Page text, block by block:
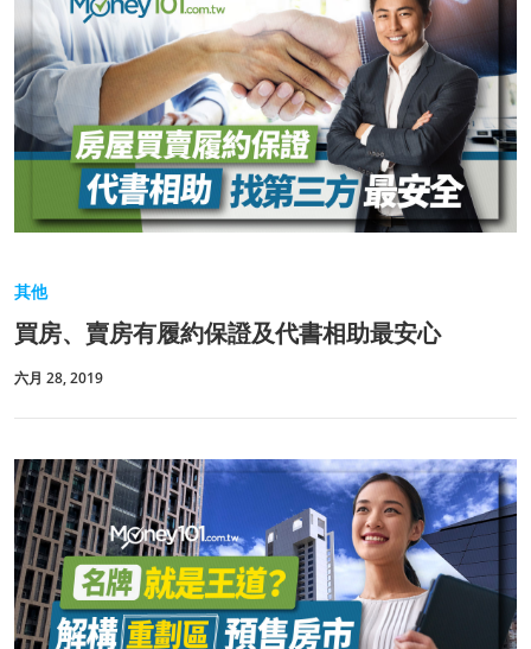
其他
買房、賣房有履約保證及代書相助最安心
六月 28, 2019